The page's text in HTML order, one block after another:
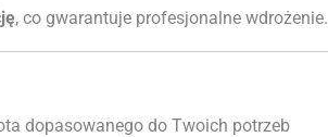
, co gwarantuje profesjonalne wdrożenie.
dopasowanego do Twoich potrzeb